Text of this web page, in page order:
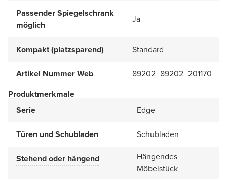
Passender Spiegelschrank
möglich
Ja
Kompakt (platzsparend) Standard
Artikel Nummer Web
89202_89202_201170
Produktmerkmale
Serie
Edge
Türen und Schubladen Schubladen
Stehend oder hängend
Hängendes
Möbelstück